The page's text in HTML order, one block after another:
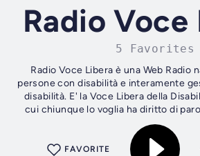
Radio Voce
5 Favorites
Radio Voce Libera è una Web Radio
persone con disabilità e interamente
disabilità. E' la Voce Libera della
cui chiunque lo voglia ha diritto di
spazio.
FAVORITE